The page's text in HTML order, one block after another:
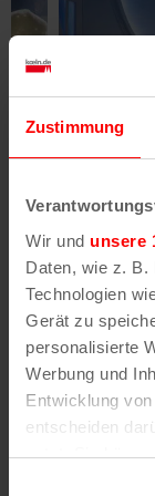
Zustimmung
Wir und unsere
Daten, wie z. B.
Technologien
Gerät zu
personalisierte
Werbung und
Entwicklung
entscheiden
nutzt. Sie
Das
Weltpolitik,
Lokalkolorit
als auch in
Adenauer